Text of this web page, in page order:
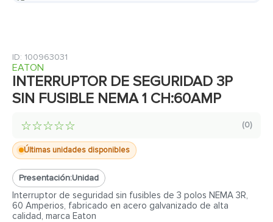
: 100963031
EATON
INTERRUPTOR DE SEGURIDAD 3P
SIN FUSIBLE NEMA 1 CH:60AMP
☆☆☆☆☆ (0)
Últimas unidades disponibles
Presentación:Unidad
Interruptor de seguridad sin fusibles de 3 polos NEMA 3R,
60 Amperios, fabricado en acero galvanizado de alta
calidad, marca Eaton
9.
abanico